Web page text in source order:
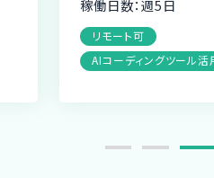
稼働日数：週5日
リモート可
AIコーディングツール活